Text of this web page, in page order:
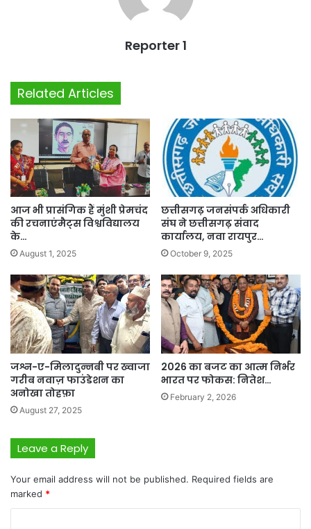
Reporter 1
Related Articles
आज भी प्रासंगिक हैं मुंशी प्रेमचंद
की रचनाएंमैट्स विश्वविद्यालय
के…
August 1, 2025
छत्तीसगढ़ जनसंपर्क अधिकारी
संघ ने छत्तीसगढ़ संवाद
कार्यालय, नवा रायपुर…
October 9, 2025
जश्न-ए-मिलादुन्नबी पर ख्वाजा
गरीब नवाज़ फाउंडेशन का
अनोखा तोहफ़ा
August 27, 2025
2026 का बजट का आत्म निर्भर
भारत पर फोकस: नितेश…
February 2, 2026
Leave a Reply
Your email address will not be published. Required fields are
marked *